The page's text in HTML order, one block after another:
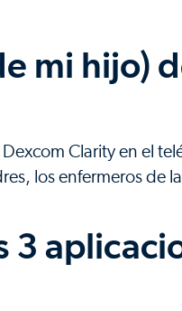
mi hijo)
Clarity en el
los enfermeros de
3